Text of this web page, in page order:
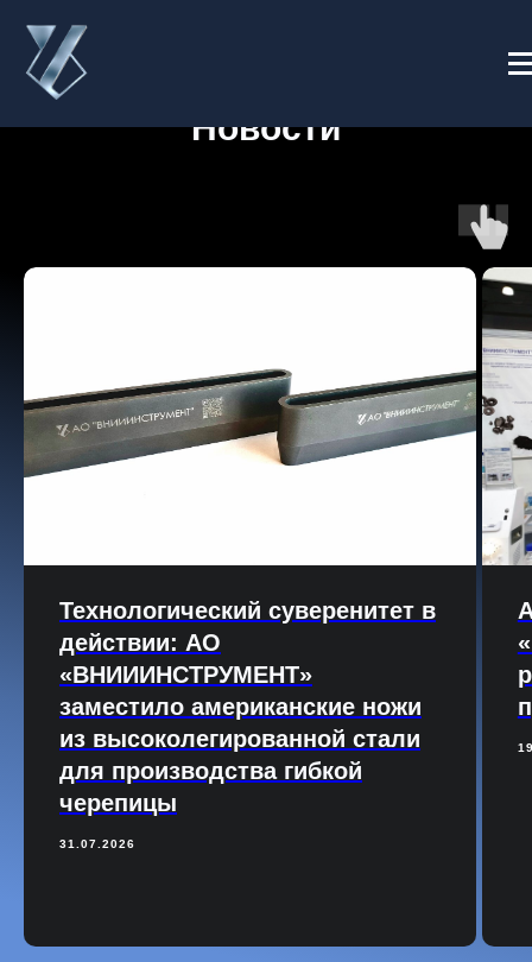
Новости
Технологический суверенитет в
действии: АО
«ВНИИИНСТРУМЕНТ»
заместило американские ножи
из высоколегированной стали
для производства гибкой
черепицы
31.07.2026